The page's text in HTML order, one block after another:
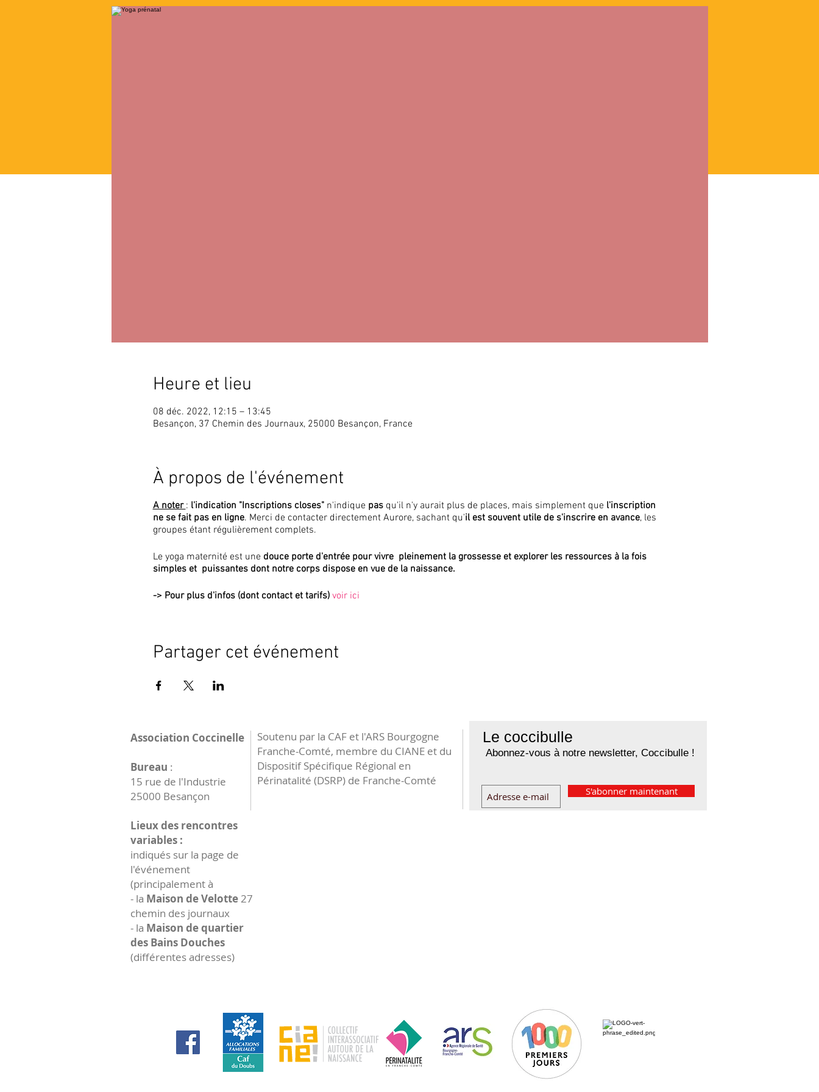
Heure et lieu
08 déc. 2022, 12:15 – 13:45
Besançon, 37 Chemin des Journaux, 25000 Besançon, France
À propos de l'événement
A noter: l'indication "Inscriptions closes"n'indique pas qu'il n'y aurait plus de places, mais simplement que l'inscription
ne se fait pas en ligne. Merci de contacter directement Aurore, sachant qu'il est souvent utile de s'inscrire en avance, les
groupes étant régulièrement complets.
Le yoga maternité est une douce porte d'entrée pour vivre pleinement la grossesse et explorer les ressources à la fois
simples et puissantes dont notre corps dispose en vue de la naissance.
-> Pour plus d'infos (dont contact et tarifs) voir ici
Partager cet événement
Le coccibulle
Abonnez-vous à notre newsletter, Coccibulle !
S'abonner maintenant
Association Coccinelle
Bureau :
15 rue de l'Industrie
25000 Besançon
Lieux des rencontres
variables :
indiqués sur la page de
l'événement
(principalement à
- la Maison de Velotte27
chemin des journaux
- la Maison de quartier
des Bains Douches
(différentes adresses)
Soutenu par la CAF et l'ARS Bourgogne
Franche-Comté, membre du CIANE et du
Dispositif Spécifique Régional en
Périnatalité (DSRP) de Franche-Comté